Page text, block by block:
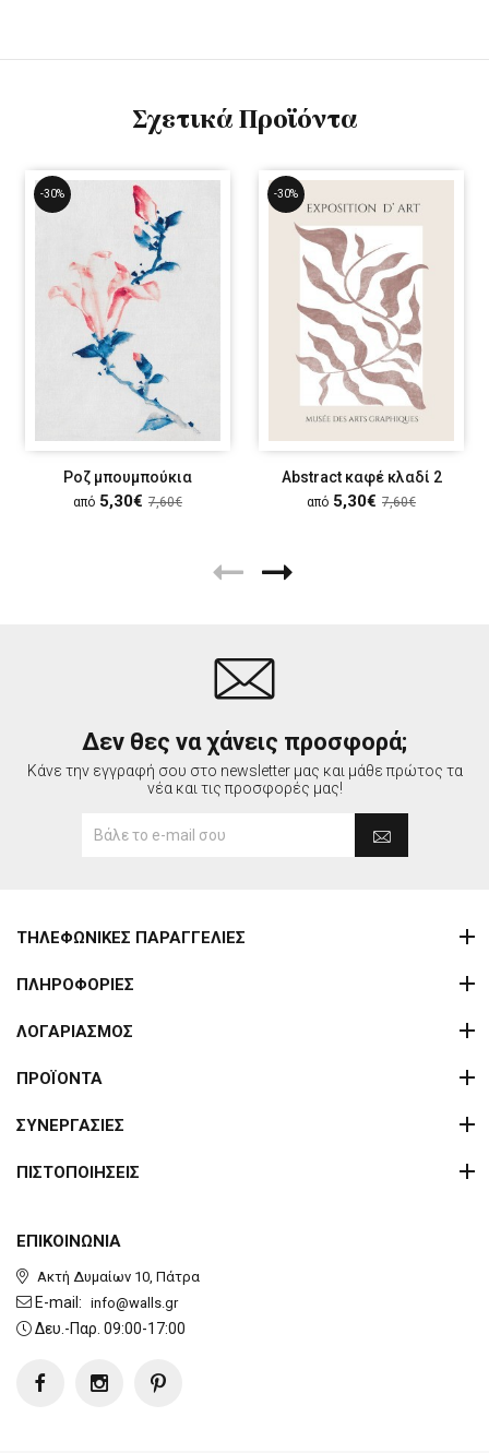
Σχετικά Προϊόντα
-30%
Ροζ μπουμπούκια
από 5,30€ 7,60€
-30%
Abstract καφέ κλαδί 2
από 5,30€ 7,60€
Δεν θες να χάνεις προσφορά;
Κάνε την εγγραφή σου στο newsletter μας και μάθε πρώτος τα
νέα και τις προσφορές μας!
ΕΠΙΚΟΙΝΩΝΙΑ
Ακτή Δυμαίων 10, Πάτρα
E-mail: info@walls.gr
Δευ.-Παρ. 09:00-17:00
ΤΗΛΕΦΩΝΙΚΕΣ ΠΑΡΑΓΓΕΛΙΕΣ
ΠΛΗΡΟΦΟΡΙΕΣ
ΛΟΓΑΡΙΑΣΜΟΣ
ΠΡΟΪΟΝΤΑ
ΣΥΝΕΡΓΑΣΙΕΣ
ΠΙΣΤΟΠΟΙΗΣΕΙΣ